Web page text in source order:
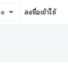
ลงชื่อเข้าใช้